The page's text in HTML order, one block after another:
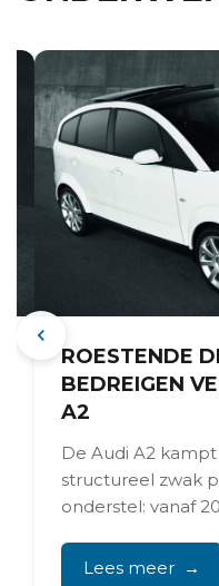
ROESTENDE
BEDREIGEN
A2
De Audi A2
structureel zwak
onderstel: vanaf
door plaatstalen...
Lees meer